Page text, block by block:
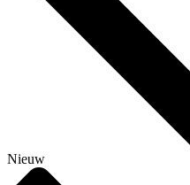
Nieuw